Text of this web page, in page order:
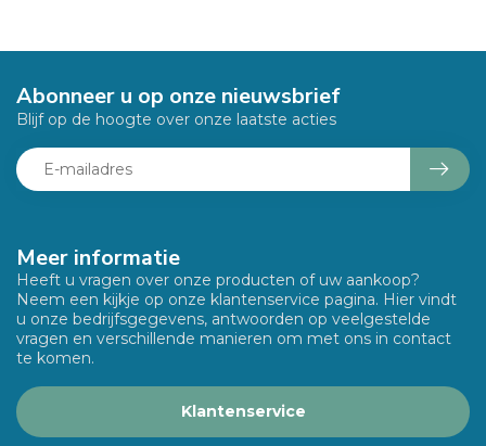
Meer informatie
Heeft u vragen over onze producten of uw aankoop?
Neem een kijkje op onze klantenservice pagina. Hier vindt
u onze bedrijfsgegevens, antwoorden op veelgestelde
vragen en verschillende manieren om met ons in contact
te komen.
Klantenservice
Abonneer u op onze nieuwsbrief
Blijf op de hoogte over onze laatste acties